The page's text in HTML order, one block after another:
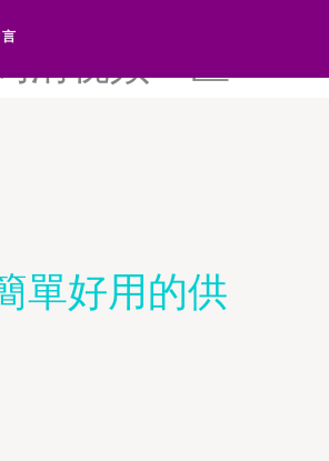
-高清国产一区-
單好用的供